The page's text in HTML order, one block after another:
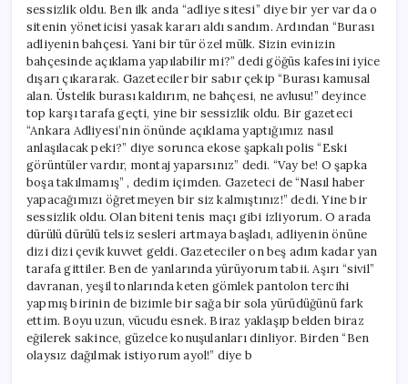
sessizlik oldu. Ben ilk anda “adliye sitesi” diye bir yer var da o
sitenin yöneticisi yasak kararı aldı sandım. Ardından “Burası
adliyenin bahçesi. Yani bir tür özel mülk. Sizin evinizin
bahçesinde açıklama yapılabilir mi?” dedi göğüs kafesini iyice
dışarı çıkararak. Gazeteciler bir sabır çekip “Burası kamusal
alan. Üstelik burası kaldırım, ne bahçesi, ne avlusu!” deyince
top karşı tarafa geçti, yine bir sessizlik oldu. Bir gazeteci
“Ankara Adliyesi’nin önünde açıklama yaptığımız nasıl
anlaşılacak peki?” diye sorunca ekose şapkalı polis “Eski
görüntüler vardır, montaj yaparsınız” dedi. “Vay be! O şapka
boşa takılmamış” , dedim içimden. Gazeteci de “Nasıl haber
yapacağımızı öğretmeyen bir siz kalmıştınız!” dedi. Yine bir
sessizlik oldu. Olan biteni tenis maçı gibi izliyorum. O arada
dürülü dürülü telsiz sesleri artmaya başladı, adliyenin önüne
dizi dizi çevik kuvvet geldi. Gazeteciler on beş adım kadar yan
tarafa gittiler. Ben de yanlarında yürüyorum tabii. Aşırı “sivil”
davranan, yeşil tonlarında keten gömlek pantolon tercihi
yapmış birinin de bizimle bir sağa bir sola yürüdüğünü fark
ettim. Boyu uzun, vücudu esnek. Biraz yaklaşıp belden biraz
eğilerek sakince, güzelce konuşulanları dinliyor. Birden “Ben
olaysız dağılmak istiyorum ayol!” diye b